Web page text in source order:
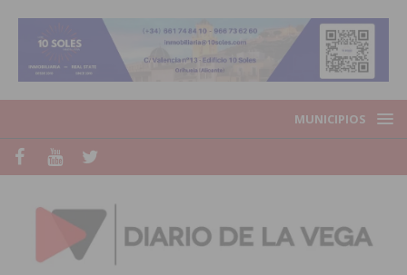
MUNICIPIOS